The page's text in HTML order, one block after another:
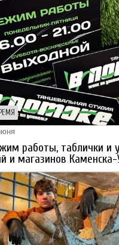
работы, таблички и
и магазинов Каменска-